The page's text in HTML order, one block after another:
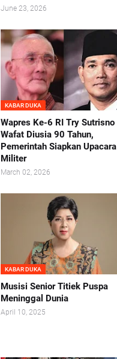
June 23, 2026
KABAR DUKA
Wapres Ke-6 RI Try Sutrisno
Wafat Diusia 90 Tahun,
Pemerintah Siapkan Upacara
Militer
March 02, 2026
KABAR DUKA
Musisi Senior Titiek Puspa
Meninggal Dunia
April 10, 2025